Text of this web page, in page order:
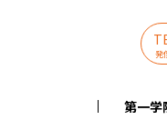
第一
発